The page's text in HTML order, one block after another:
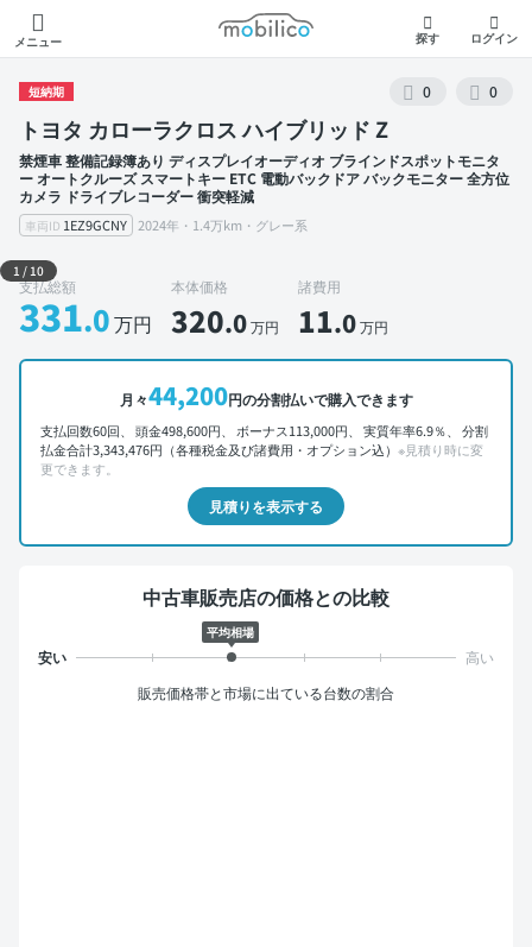
メニュー
モビリコ
探す ログイン
短納期 0 0
トヨタ カローラクロス ハイブリッド Z
禁煙車 整備記録簿あり ディスプレイオーディオ ブラインドスポットモニタ
ー オートクルーズ スマートキー ETC 電動バックドア バックモニター 全方位
カメラ ドライブレコーダー 衝突軽減
車両ID 1EZ9GCNY 2024年・1.4万km・グレー系
外装 左前
1 /10
支払総額
331.0万円
本体価格
320.0万円
諸費用
11.0万円
月々44,200円の分割払いで購入できます
支払回数60回、 頭金498,600円、 ボーナス113,000円、 実質年率6.9％、 分割
払金合計3,343,476円（各種税金及び諸費用・オプション込） ※見積り時に変
更できます。
見積りを表示する
中古車販売店の価格との比較
平均相場
販売価格帯と市場に出ている台数の割合